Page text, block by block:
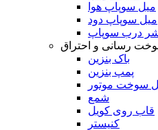
میل سوپاپ هوا
میل سوپاپ دود
درب سوپاپ
رسانی و احتراق
باک بنزین
پمپ بنزین
سوخت موتور
شمع
قاب روی کویل
کنیستر